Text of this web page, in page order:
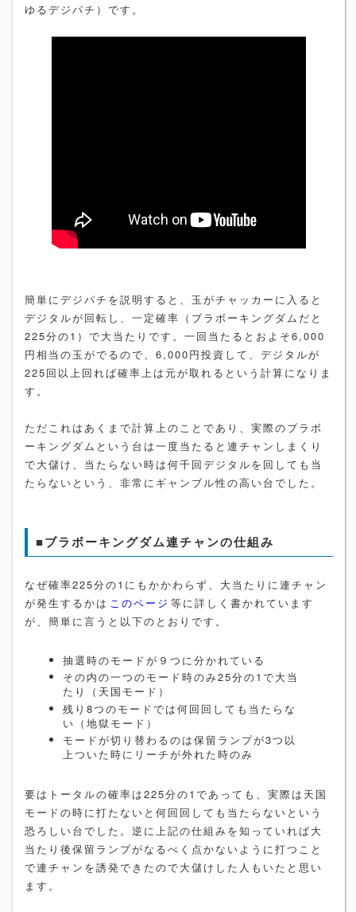
ゆるデジパチ）です。
簡単にデジパチを説明すると、玉がチャッカーに入ると
デジタルが回転し、一定確率（ブラボーキングダムだと
225分の1）で大当たりです。一回当たるとおよそ6,000
円相当の玉がでるので、6,000円投資して、デジタルが
225回以上回れば確率上は元が取れるという計算になりま
す。
ただこれはあくまで計算上のことであり、実際のブラボ
ーキングダムという台は一度当たると連チャンしまくり
で大儲け、当たらない時は何千回デジタルを回しても当
たらないという、非常にギャンブル性の高い台でした。
■ブラボーキングダム連チャンの仕組み
なぜ確率225分の1にもかかわらず、大当たりに連チャン
が発生するかは このページ 等に詳しく書かれています
が、簡単に言うと以下のとおりです。
抽選時のモードが９つに分かれている
その内の一つのモード時のみ25分の1で大当
たり（天国モード）
残り8つのモードでは何回回しても当たらな
い（地獄モード）
モードが切り替わるのは保留ランプが3つ以
上ついた時にリーチが外れた時のみ
要はトータルの確率は225分の1であっても、実際は天国
モードの時に打たないと何回回しても当たらないという
恐ろしい台でした。逆に上記の仕組みを知っていれば大
当たり後保留ランプがなるべく点かないように打つこと
で連チャンを誘発できたので大儲けした人もいたと思い
ます。